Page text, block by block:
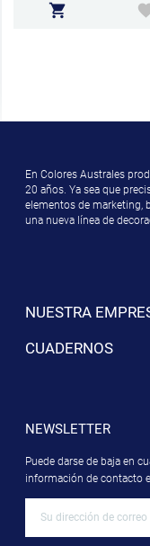
En Colores Australes
20 años. Ya sea que
elementos de marketing,
una nueva línea de
NUESTRA
CUADERNOS
NEWSLETTER
Puede darse de baja en
información de contacto